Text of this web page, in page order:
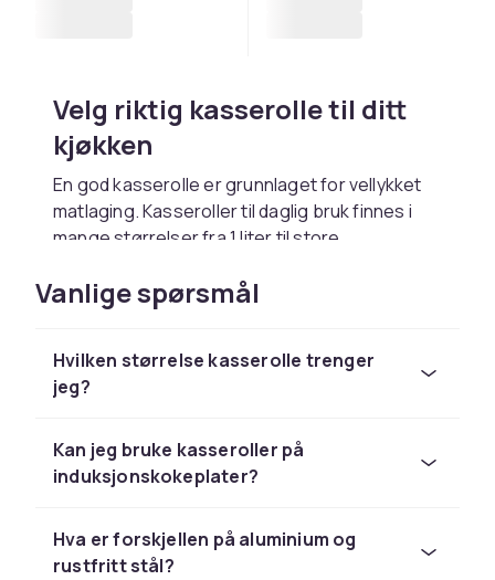
Velg riktig kasserolle til ditt
kjøkken
En god kasserolle er grunnlaget for vellykket
matlaging. Kasseroller til daglig bruk finnes i
mange størrelser fra 1 liter til store
påvirker varmefordeling, holdbarhet og
vedlikehold. Rustfritt stål er populært for sin
er lett og varmes opp raskt og jevnt.
Kasseroller med nonstick-belegg gjør det
andre delikate retter uten at maten brenner
fast.
Størrelser og materialer til enhver
anledning
Vanlige spørsmål
Hvilken størrelse kasserolle trenger
jeg?
Kan jeg bruke kasseroller på
induksjonskokeplater?
Hva er forskjellen på aluminium og
rustfritt stål?